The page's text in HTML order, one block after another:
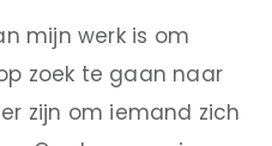
mijn werk is om
zoek te gaan naar
zijn om iemand zich